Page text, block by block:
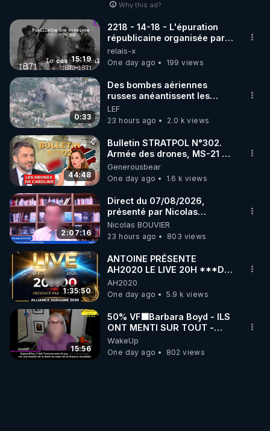
Why this ad?
15:19
2218 - 14-18 - L'épuration
républicaine organisée par
les frères de la truelle
relais-x
One day ago
199 views
0:33
Des bombes aériennes
russes anéantissent les
centres de contrôle de
drones de 3 brigades
ukrainienne
LEF
23 hours ago
2.0 k views
44:48
Bulletin STRATPOL N°302.
Armée des drones, MS-21 en
série, missiles coréens.
07.08.2026.
Generousbear
One day ago
1.6 k views
2:07:16
Direct du 07/08/2026,
présenté par Nicolas
BOUVIER
Nicolas BOUVIER
23 hours ago
803 views
1:35:50
ANTOINE PRÉSENTE
AH2020 LE LIVE 20H ***DU
06/08/2026***
AH2020
One day ago
5.9 k views
15:56
50% VF🟩Barbara Boyd - ILS
ONT MENTI SUR TOUT -
Jocelyne Traduction
WakeUp
One day ago
802 views